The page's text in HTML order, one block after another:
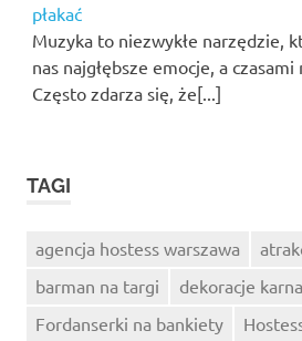
płakać
Muzyka to niezwykłe narzędzie,
nas najgłębsze emocje, a czasami
Często zdarza się, że[...]
TAGI
agencja hostess warszawa
barman na targi
dekoracje
Fordanserki na bankiety